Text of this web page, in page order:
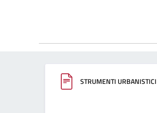
STRUMENTI URBANISTICI